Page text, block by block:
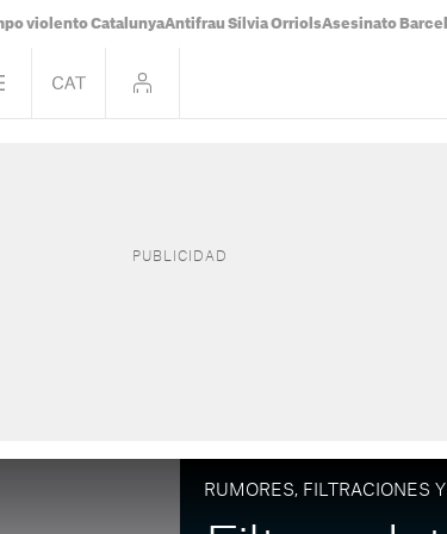
violento CatalunyaAntifrau Sílvia OrriolsAsesinato
RUMORES, FILTRACIONES